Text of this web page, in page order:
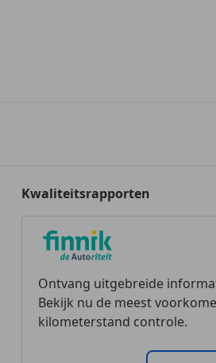
Kwaliteitsrapporten
Ontvang uitgebreide
Bekijk nu de meest
kilometerstand controle.